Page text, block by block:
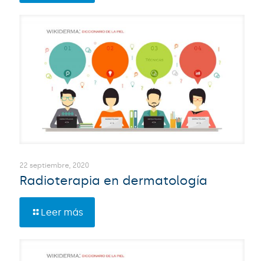
22 septiembre, 2020
Radioterapia en dermatología
Leer más